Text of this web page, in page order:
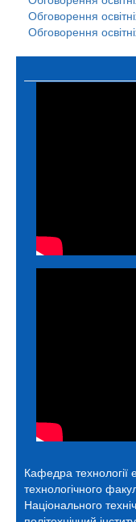
Обговорення
Обговорення
Кафедра технології
технологічного
Національного